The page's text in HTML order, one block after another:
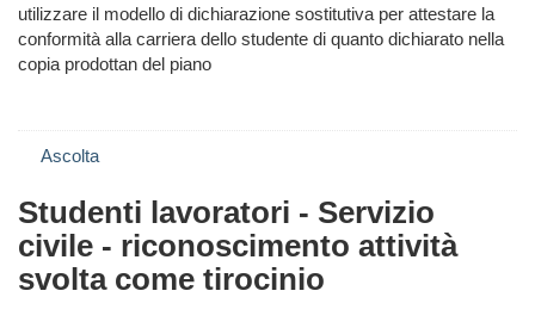
utilizzare il modello di dichiarazione sostitutiva per attestare la
conformità alla carriera dello studente di quanto dichiarato nella
copia prodottan del piano
Ascolta
Studenti lavoratori - Servizio
civile - riconoscimento attività
svolta come tirocinio